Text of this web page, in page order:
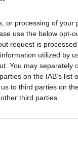
or processing of your
use the below opt-
request is
utilized by
You may separately
on the IAB’s list
to third parties on
third parties.
Viber
Pinterest
X